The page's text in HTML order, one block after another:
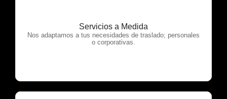
Servicios a Medida
Nos adaptamos a tus necesidades de traslado; personales
o corporativas.
OTP Servicios